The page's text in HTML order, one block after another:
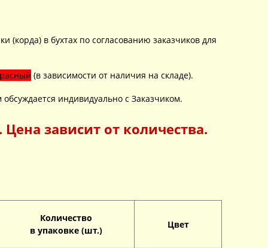
в бухтах по согласованию заказчиков для
(в зависимости от наличия на складе).
индивидуально с Заказчиком.
зависит от количества.
Количество
в упаковке (шт.)
Цвет